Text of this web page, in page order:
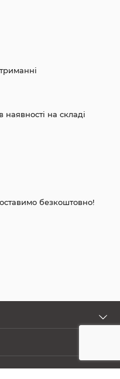
на складі
безкоштовно!